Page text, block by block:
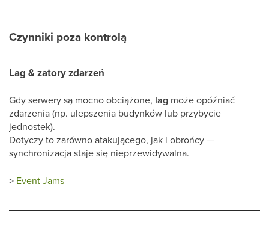
Czynniki poza kontrolą
Lag & zatory zdarzeń
Gdy serwery są mocno obciążone, lag może opóźniać
zdarzenia (np. ulepszenia budynków lub przybycie
jednostek).
Dotyczy to zarówno atakującego, jak i obrońcy —
synchronizacja staje się nieprzewidywalna.
> Event Jams